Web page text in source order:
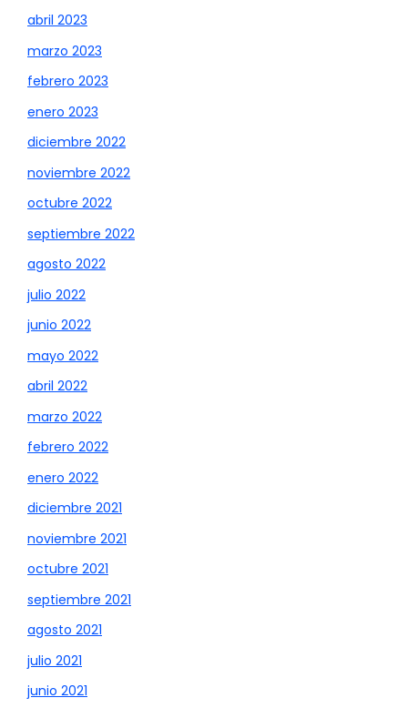
abril 2023
marzo 2023
febrero 2023
enero 2023
diciembre 2022
noviembre 2022
octubre 2022
septiembre 2022
agosto 2022
julio 2022
junio 2022
mayo 2022
abril 2022
marzo 2022
febrero 2022
enero 2022
diciembre 2021
noviembre 2021
octubre 2021
septiembre 2021
agosto 2021
julio 2021
junio 2021